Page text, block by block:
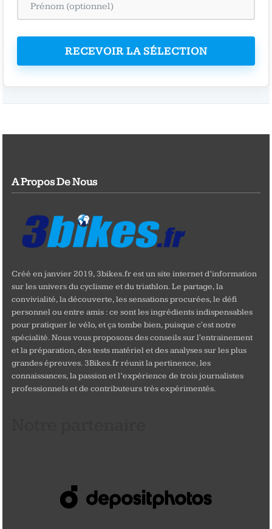
RECEVOIR LA SÉLECTION
A Propos De Nous
Créé en janvier 2019, 3bikes.fr est un site internet d’information
sur les univers du cyclisme et du triathlon. Le partage, la
convivialité, la découverte, les sensations procurées, le défi
personnel ou entre amis : ce sont les ingrédients indispensables
pour pratiquer le vélo, et ça tombe bien, puisque c'est notre
spécialité. Nous vous proposons des conseils sur l'entrainement
et la préparation, des tests matériel et des analyses sur les plus
grandes épreuves. 3Bikes.fr réunit la pertinence, les
connaissances, la passion et l’expérience de trois journalistes
professionnels et de contributeurs très expérimentés.